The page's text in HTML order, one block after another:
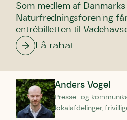
Som medlem af Danmarks
Naturfredningsforening
entrébilletten til
Få rabat
Anders Vogel
Presse- og
lokalafdelinger,